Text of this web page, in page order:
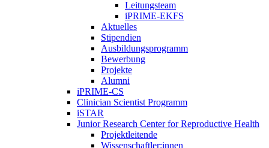
Leitungsteam
iPRIME-EKFS
Aktuelles
Stipendien
Ausbildungsprogramm
Bewerbung
Projekte
Alumni
iPRIME-CS
Clinician Scientist Programm
iSTAR
Junior Research Center for Reproductive Health
Projektleitende
Wissenschaftler:innen